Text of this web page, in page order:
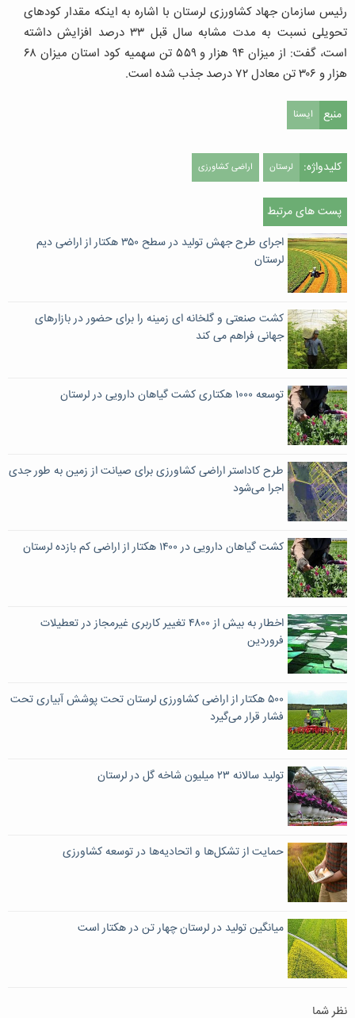
رئیس سازمان جهاد کشاورزی لرستان با اشاره به اینکه مقدار کودهای
تحویلی نسبت به مدت مشابه سال قبل ۳۳ درصد افزایش داشته
است، گفت: از میزان ۹۴ هزار و ۵۵۹ تن سهمیه کود استان میزان ۶۸
هزار و ۳۰۶ تن معادل ۷۲ درصد جذب شده است.
منبع ایسنا
کلیدواژه: لرستان اراضی کشاورزی
پست های مرتبط
اجرای طرح جهش تولید در سطح ۳۵۰ هکتار از اراضی دیم
لرستان
کشت صنعتی و گلخانه ای زمینه را برای حضور در بازارهای
جهانی فراهم می کند
توسعه ۱۰۰۰ هکتاری کشت گیاهان دارویی در لرستان
طرح کاداستر اراضی کشاورزی برای صیانت از زمین به طور جدی
اجرا می‌شود
کشت گیاهان دارویی در ۱۴۰۰ هکتار از اراضی کم بازده لرستان
اخطار به بیش از ۴۸۰۰ تغییر کاربری غیرمجاز در تعطیلات
فروردین
۵۰۰ هکتار از اراضی کشاورزی لرستان تحت پوشش آبیاری تحت
فشار قرار می‌گیرد
تولید سالانه ۲۳ میلیون شاخه گل در لرستان
حمایت از تشکل‌ها و اتحادیه‌ها در توسعه کشاورزی
میانگین تولید در لرستان چهار تن در هکتار است
نظر شما